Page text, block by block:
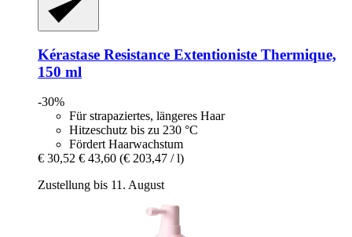
Kérastase Resistance Extentioniste Thermique,
150 ml
-30%
Für strapaziertes, längeres Haar
Hitzeschutz bis zu 230 °C
Fördert Haarwachstum
€ 30,52 € 43,60 (€ 203,47 / l)
Zustellung bis 11. August